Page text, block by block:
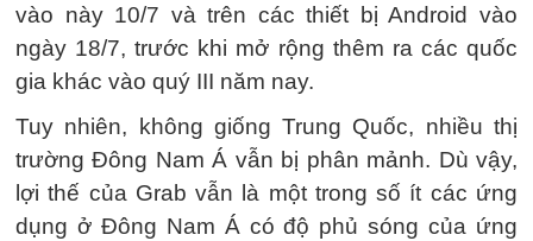
vào này 10/7 và trên các thiết bị Android vào
ngày 18/7, trước khi mở rộng thêm ra các quốc
gia khác vào quý III năm nay.
Tuy nhiên, không giống Trung Quốc, nhiều thị
trường Đông Nam Á vẫn bị phân mảnh. Dù vậy,
lợi thế của Grab vẫn là một trong số ít các ứng
dụng ở Đông Nam Á có độ phủ sóng của ứng